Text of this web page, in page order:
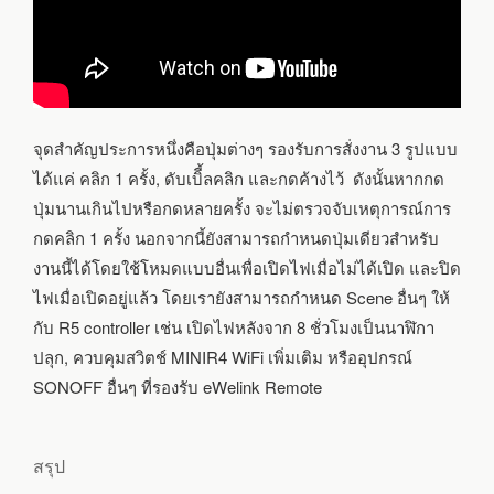
จุดสำคัญประการหนึ่งคือปุ่มต่างๆ รองรับการสั่งงาน 3 รูปแบบ
ได้แค่ คลิก 1 ครั้ง, ดับเบิี้ลคลิก และกดค้างไว้ ดังนั้นหากกด
ปุ่มนานเกินไปหรือกดหลายครั้ง จะไม่ตรวจจับเหตุการณ์การ
กดคลิก 1 ครั้ง นอกจากนี้ยังสามารถกำหนดปุ่มเดียวสำหรับ
งานนี้ได้โดยใช้โหมดแบบอื่นเพื่อเปิดไฟเมื่อไม่ได้เปิด และปิด
ไฟเมื่อเปิดอยู่แล้ว โดยเรายังสามารถกำหนด Scene อื่นๆ ให้
กับ R5 controller เช่น เปิดไฟหลังจาก 8 ชั่วโมงเป็นนาฬิกา
ปลุก, ควบคุมสวิตช์ MINIR4 WiFi เพิ่มเติม หรืออุปกรณ์
SONOFF อื่นๆ ที่รองรับ eWelink Remote
สรุป